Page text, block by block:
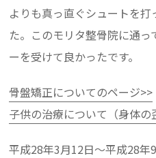
よりも真っ直ぐシュートを
た。このモリタ整骨院に通
ーを受けて良かったです。
骨盤矯正についてのページ>>
子供の治療について（身体
平成28年3月12日～平成28年